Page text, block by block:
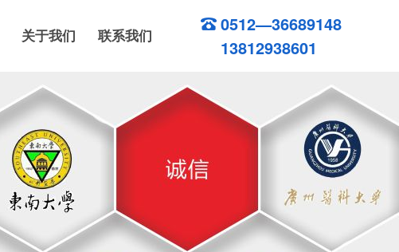
关于我们 联系我们
0512—36689148
13812938601